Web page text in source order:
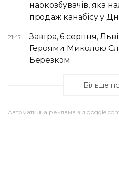
наркозбувачів, яка
продаж канабісу у
21:47
Завтра, 6 серпня,
Героями Миколою
Березком
Більше
Автоматична реклама від